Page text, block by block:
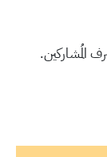
المُشاركين.